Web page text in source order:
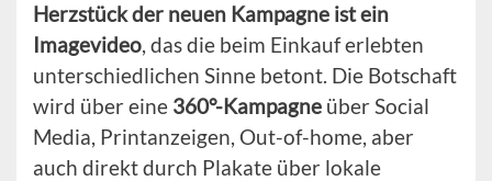
Herzstück der neuen Kampagne ist ein
Imagevideo, das die beim Einkauf erlebten
unterschiedlichen Sinne betont. Die Botschaft
wird über eine 360°-Kampagne über Social
Media, Printanzeigen, Out-of-home, aber
auch direkt durch Plakate über lokale